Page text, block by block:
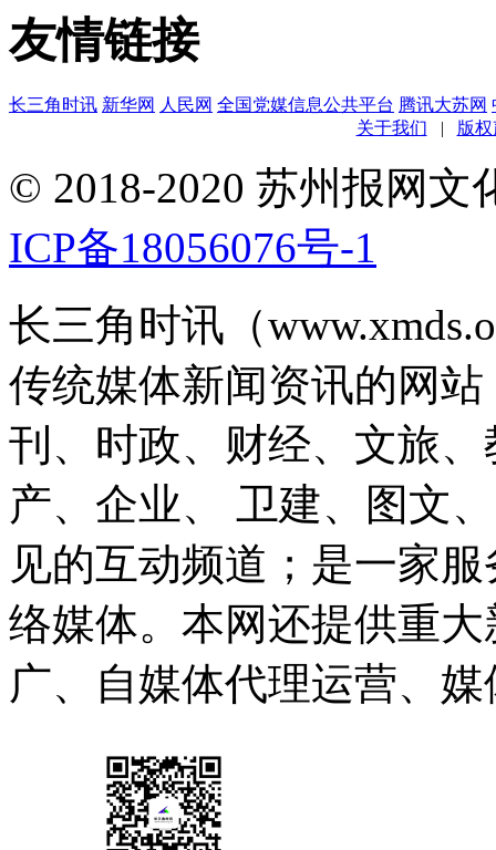
友情链接
长三角时讯 新华网 人民网 全国党媒信息公共平台 腾讯大苏网
关于我们
| 版
© 2018-2020 苏州报网
ICP备18056076号-1
长三角时讯（
传统媒体新闻资讯的网
刊、时政、财经、文旅
产、企业、 卫建、图文
见的互动频道；是一家
络媒体。本网还提供重
广、自媒体代理运营、